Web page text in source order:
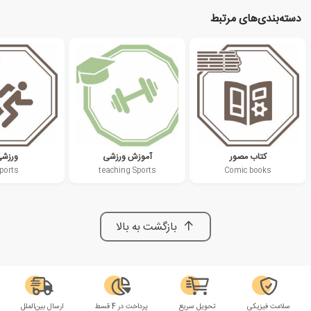
دسته‌بندی‌های مرتبط
کتاب مصور
Comic books
آموزش ورزشی
teaching Sports
بازگشت به بالا
سلامت فیزیکی تحویل سریع پرداخت در 4 قسط ارسال بین‌الملل